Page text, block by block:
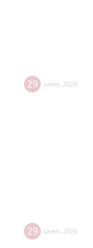
29 июня 2026
29 июня 2026